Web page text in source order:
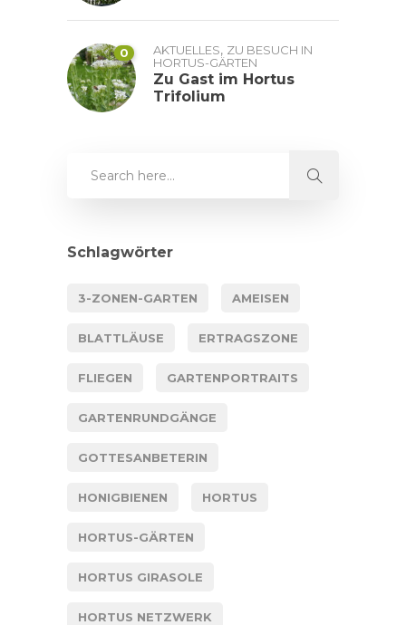
0 AKTUELLES, ZU BESUCH IN
HORTUS-GÄRTEN
Zu Gast im Hortus
Trifolium
Schlagwörter
3-ZONEN-GARTEN AMEISEN
BLATTLÄUSE ERTRAGSZONE
FLIEGEN GARTENPORTRAITS
GARTENRUNDGÄNGE
GOTTESANBETERIN
HONIGBIENEN HORTUS
HORTUS-GÄRTEN
HORTUS GIRASOLE
HORTUS NETZWERK